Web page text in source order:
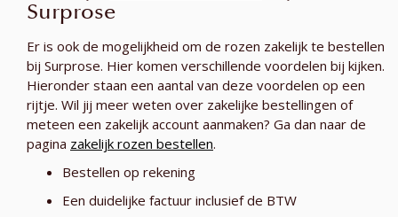
Surprose
Er is ook de mogelijkheid om de rozen zakelijk te bestellen
bij Surprose. Hier komen verschillende voordelen bij kijken.
Hieronder staan een aantal van deze voordelen op een
rijtje. Wil jij meer weten over zakelijke bestellingen of
meteen een zakelijk account aanmaken? Ga dan naar de
pagina zakelijk rozen bestellen.
Bestellen op rekening
Een duidelijke factuur inclusief de BTW